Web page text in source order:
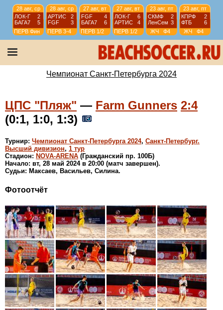
28 авг, ср
ЛОК-Г
2
БАГА7
5
ПЕРВ Фин
28 авг, ср
АРТИС
2
FGF
3
ПЕРВ 3-4
27 авг, вт
FGF
4
БАГА7
6
ПЕРВ 1/2
27 авг, вт
ЛОК-Г
6
АРТИС
4
ПЕРВ 1/2
23 авг, пт
СКМФ
2
ЛенСем 3
ЖЧ
Ф4
23 авг, пт
КПРФ
2
ФТБ
6
ЖЧ
Ф4
22 авг, чт
4
8
21 авг, ср
FGun
2
РВЧЕ
7
21 авг, ср
ПЛЯЖ
1
Кристалл2
Чемпионат Санкт-Петербурга 2024
ЦПС "Пляж" — Farm Gunners 2:4
(0:1, 1:0, 1:3)
Турнир: Чемпионат Санкт-Петербурга 2024, Санкт-Петербург.
Высший дивизион, 1 тур
Стадион: NOVA-ARENA (Гражданский пр. 100Б)
Начало: вт, 28 май 2024 в 20:00 (матч завершен).
Судьи: Максаев, Васильев, Силина.
Фотоотчёт